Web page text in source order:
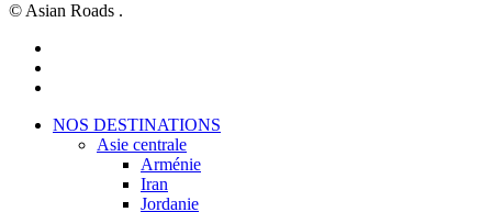
© Asian Roads .
Close
NOS DESTINATIONS
Asie centrale
Arménie
Iran
Jordanie